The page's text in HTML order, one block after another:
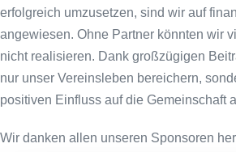
erfolgreich umzusetzen, sind wir auf
angewiesen. Ohne Partner könnten wir
nicht realisieren. Dank großzügigen
nur unser Vereinsleben bereichern,
positiven Einfluss auf die Gemeinschaft
Wir danken allen unseren Sponsoren